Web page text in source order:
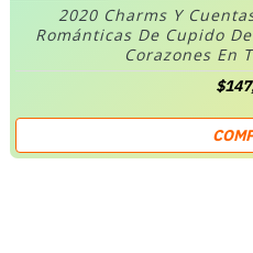
2020 Charms Y
Románticas De Cupido
Corazones En